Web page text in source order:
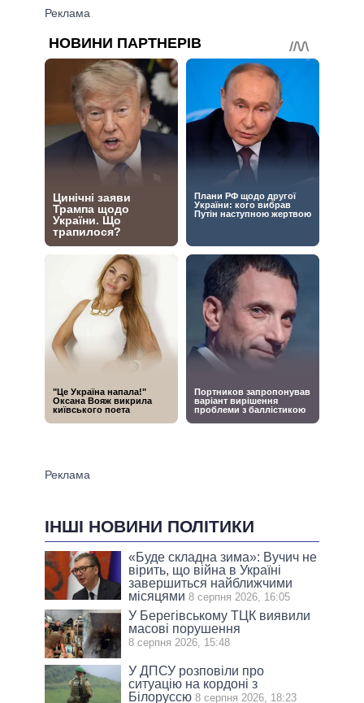
ІНШІ НОВИНИ ПОЛІТИКИ
«Буде складна зима»: Вучич не
вірить, що війна в Україні
завершиться найближчими
місяцями 8 серпня 2026, 16:05
У Берегівському ТЦК виявили
масові порушення
8 серпня 2026, 15:48
У ДПСУ розповіли про
ситуацію на кордоні з
Білоруссю 8 серпня 2026, 18:23